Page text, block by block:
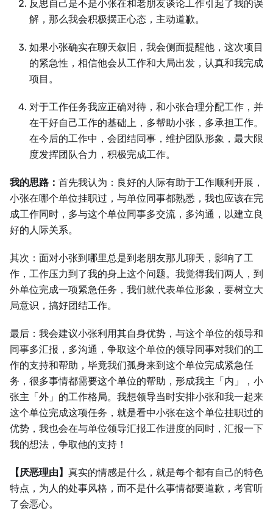
反思自己是不是小张在和老朋友谈论工作引起了我的误
解，那么我会积极摆正心态，主动道歉。
如果小张确实在聊天叙旧，我会侧面提醒他，这次项目
的紧急性，相信他会从工作和大局出发，认真和我完成
项目。
对于工作任务我应正确对待，和小张合理分配工作，并
在干好自己工作的基础上，多帮助小张，多承担工作。
在今后的工作中，会团结同事，维护团队形象，最大限
度发挥团队合力，积极完成工作。
我的思路： 首先我认为：良好的人际有助于工作顺利开展，
小张在哪个单位挂职过，与单位同事都熟悉，我也应该在完
成工作同时，多与这个单位同事多交流，多沟通，以建立良
好的人际关系。
其次：面对小张到哪里总是到老朋友那儿聊天，影响了工
作，工作压力到了我的身上这个问题。我觉得我们两人，到
外单位完成一项紧急任务，我们就代表单位形象，要树立大
局意识，搞好团结工作。
最后：我会建议小张利用其自身优势，与这个单位的领导和
同事多汇报，多沟通，争取这个单位的领导同事对我们的工
作的支持和帮助，毕竟我们孤身来到这个单位完成紧急任
务，很多事情都需要这个单位的帮助，形成我主「内」，小
张主「外」的工作格局。我想领导当时安排小张和我一起来
这个单位完成这项任务，就是看中小张在这个单位挂职过的
优势，我也会在与单位领导汇报工作进度的同时，汇报一下
我的想法，争取他的支持！
【厌恶理由】 真实的情感是什么，就是每个都有自己的特色
特点，为人的处事风格，而不是什么事情都要道歉，考官听
了会恶心。